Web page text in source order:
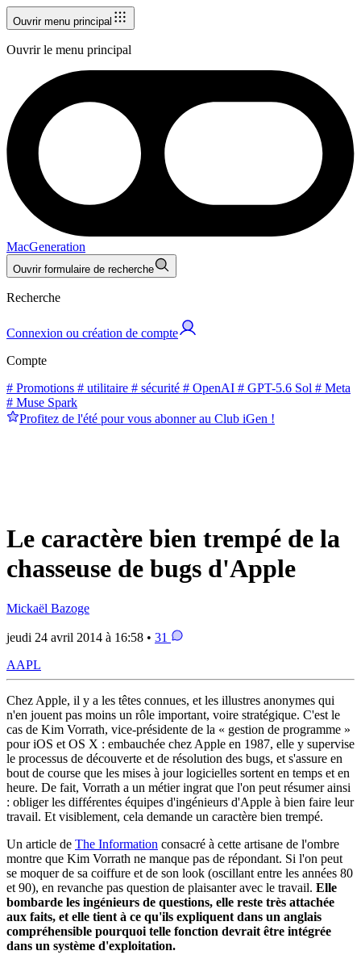
Ouvrir menu principal
Ouvrir le menu principal
MacGeneration
Ouvrir formulaire de recherche
Recherche
Connexion ou création de compte
Compte
# Promotions # utilitaire # sécurité # OpenAI # GPT-5.6 Sol # Meta
# Muse Spark
Profitez de l'été pour vous abonner au Club iGen !
Le caractère bien trempé de la
chasseuse de bugs d'Apple
Mickaël Bazoge
jeudi 24 avril 2014 à 16:58 • 31
AAPL
Chez Apple, il y a les têtes connues, et les illustres anonymes qui
n'en jouent pas moins un rôle important, voire stratégique. C'est le
cas de Kim Vorrath, vice-présidente de la « gestion de programme »
pour iOS et OS X : embauchée chez Apple en 1987, elle y supervise
le processus de découverte et de résolution des bugs, et s'assure en
bout de course que les mises à jour logicielles sortent en temps et en
heure. De fait, Vorrath a un métier ingrat que l'on peut résumer ainsi
: obliger les différentes équipes d'ingénieurs d'Apple à bien faire leur
travail. Et visiblement, cela demande un caractère bien trempé.
Un article de The Information consacré à cette artisane de l'ombre
montre que Kim Vorrath ne manque pas de répondant. Si l'on peut
se moquer de sa coiffure et de son look (oscillant entre les années 80
et 90), en revanche pas question de plaisanter avec le travail. Elle
bombarde les ingénieurs de questions, elle reste très attachée
aux faits, et elle tient à ce qu'ils expliquent dans un anglais
compréhensible pourquoi telle fonction devrait être intégrée
dans un système d'exploitation.